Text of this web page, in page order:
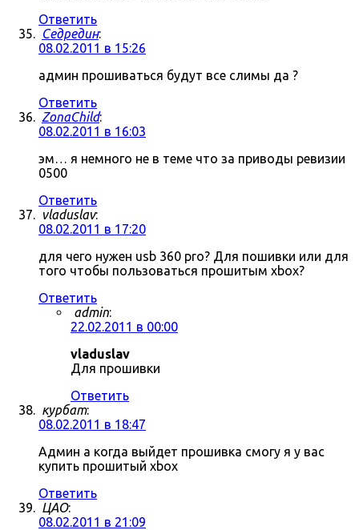
Ответить
Седредин:
08.02.2011 в 15:26
админ прошиваться будут все слимы да ?
Ответить
ZonaChild:
08.02.2011 в 16:03
эм… я немного не в теме что за приводы ревизии
0500
Ответить
vladuslav:
08.02.2011 в 17:20
для чего нужен usb 360 pro? Для пошивки или для
того чтобы пользоваться прошитым xbox?
Ответить
admin:
22.02.2011 в 00:00
vladuslav
Для прошивки
Ответить
курбат:
08.02.2011 в 18:47
Админ а когда выйдет прошивка смогу я у вас
купить прошитый xbox
Ответить
ЦАО:
08.02.2011 в 21:09